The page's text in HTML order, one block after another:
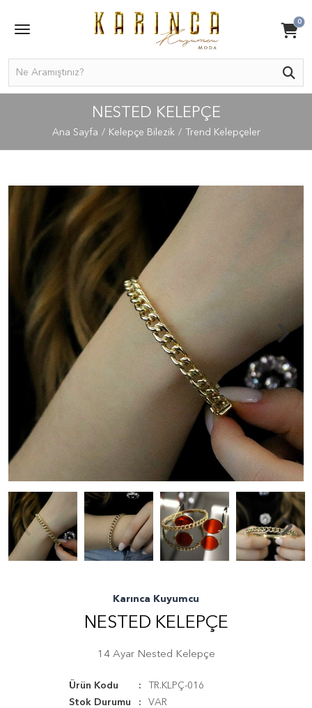
0
NESTED KELEPÇE
Ana Sayfa Kelepçe Bilezik Trend Kelepçeler
Karınca Kuyumcu
NESTED KELEPÇE
14 Ayar Nested Kelepçe
Ürün Kodu
TR.KLPÇ-016
Stok Durumu
VAR